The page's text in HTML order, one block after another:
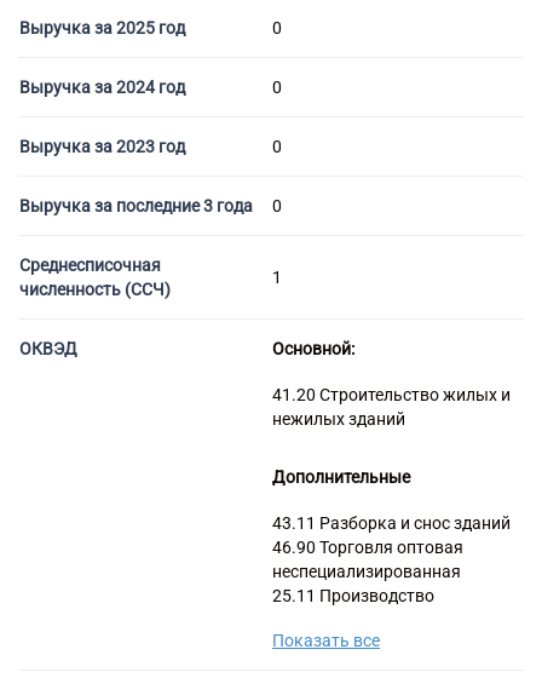
Выручка за 2025 год 0
Выручка за 2024 год 0
Выручка за 2023 год 0
Выручка за последние 3 года 0
Среднесписочная
численность (ССЧ)
1
ОКВЭД Основной:
41.20 Строительство жилых и
нежилых зданий
Дополнительные
43.11 Разборка и снос зданий
46.90 Торговля оптовая
неспециализированная
25.11 Производство
конструкций, изделий и их
Показать все